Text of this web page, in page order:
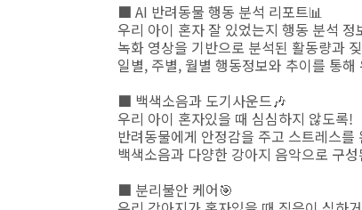
■ AI 반려동물 행동 분석 리포트📊
우리 아이 혼자 잘 있었는지 행동 분석 정
녹화 영상을 기반으로 분석된 활동량과
일별, 주별, 월별 행동정보와 추이를 통
■ 백색소음과 도기사운드🎶
우리 아이 혼자있을 때 심심하지 않도록!
반려동물에게 안정감을 주고 스트레스를
백색소음과 다양한 강아지 음악으로 구
■ 분리불안 케어🎯